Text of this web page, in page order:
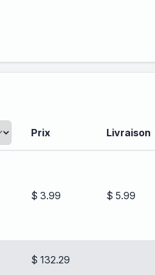
Prix Livraison
$ 3.99 $ 5.99
$ 132.29